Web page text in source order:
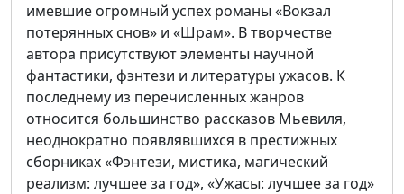
имевшие огромный успех романы «Вокзал
потерянных снов» и «Шрам». В творчестве
автора присутствуют элементы научной
фантастики, фэнтези и литературы ужасов. К
последнему из перечисленных жанров
относится большинство рассказов Мьевиля,
неоднократно появлявшихся в престижных
сборниках «Фэнтези, мистика, магический
реализм: лучшее за год», «Ужасы: лучшее за год»